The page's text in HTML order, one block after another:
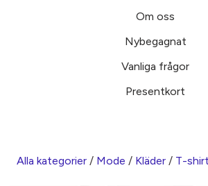
Om oss
Nybegagnat
Vanliga frågor
Presentkort
Alla kategorier / Mode / Kläder / T-